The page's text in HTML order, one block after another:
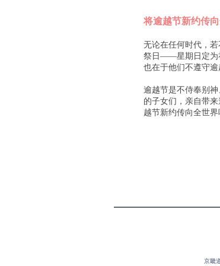
将逾越节新约传
无论在任何时代，
祭日——星期日定为
也在于他们不遵守逾
逾越节是不侍奉别
的子女们，亲自带
越节新约传向全世界
京畿